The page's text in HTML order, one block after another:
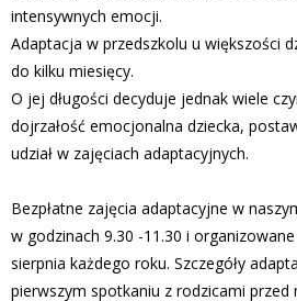
intensywnych emocji.
Adaptacja w przedszkolu u większości
do kilku miesięcy.
O jej długości decyduje jednak wiele
dojrzałość emocjonalna dziecka,
udział w zajęciach adaptacyjnych.
Bezpłatne zajęcia adaptacyjne w
w godzinach 9.30 -11.30 i
sierpnia każdego roku. Szczegóły
pierwszym spotkaniu z rodzicami przed